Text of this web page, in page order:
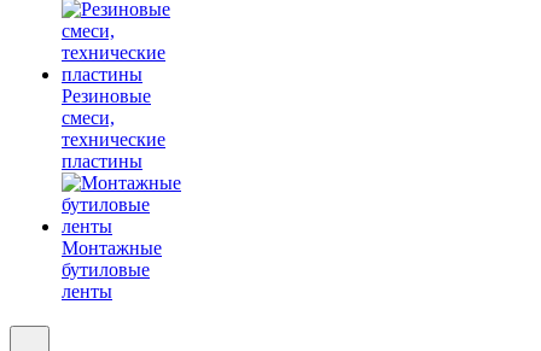
Резиновые
смеси,
технические
пластины
Монтажные
бутиловые
ленты